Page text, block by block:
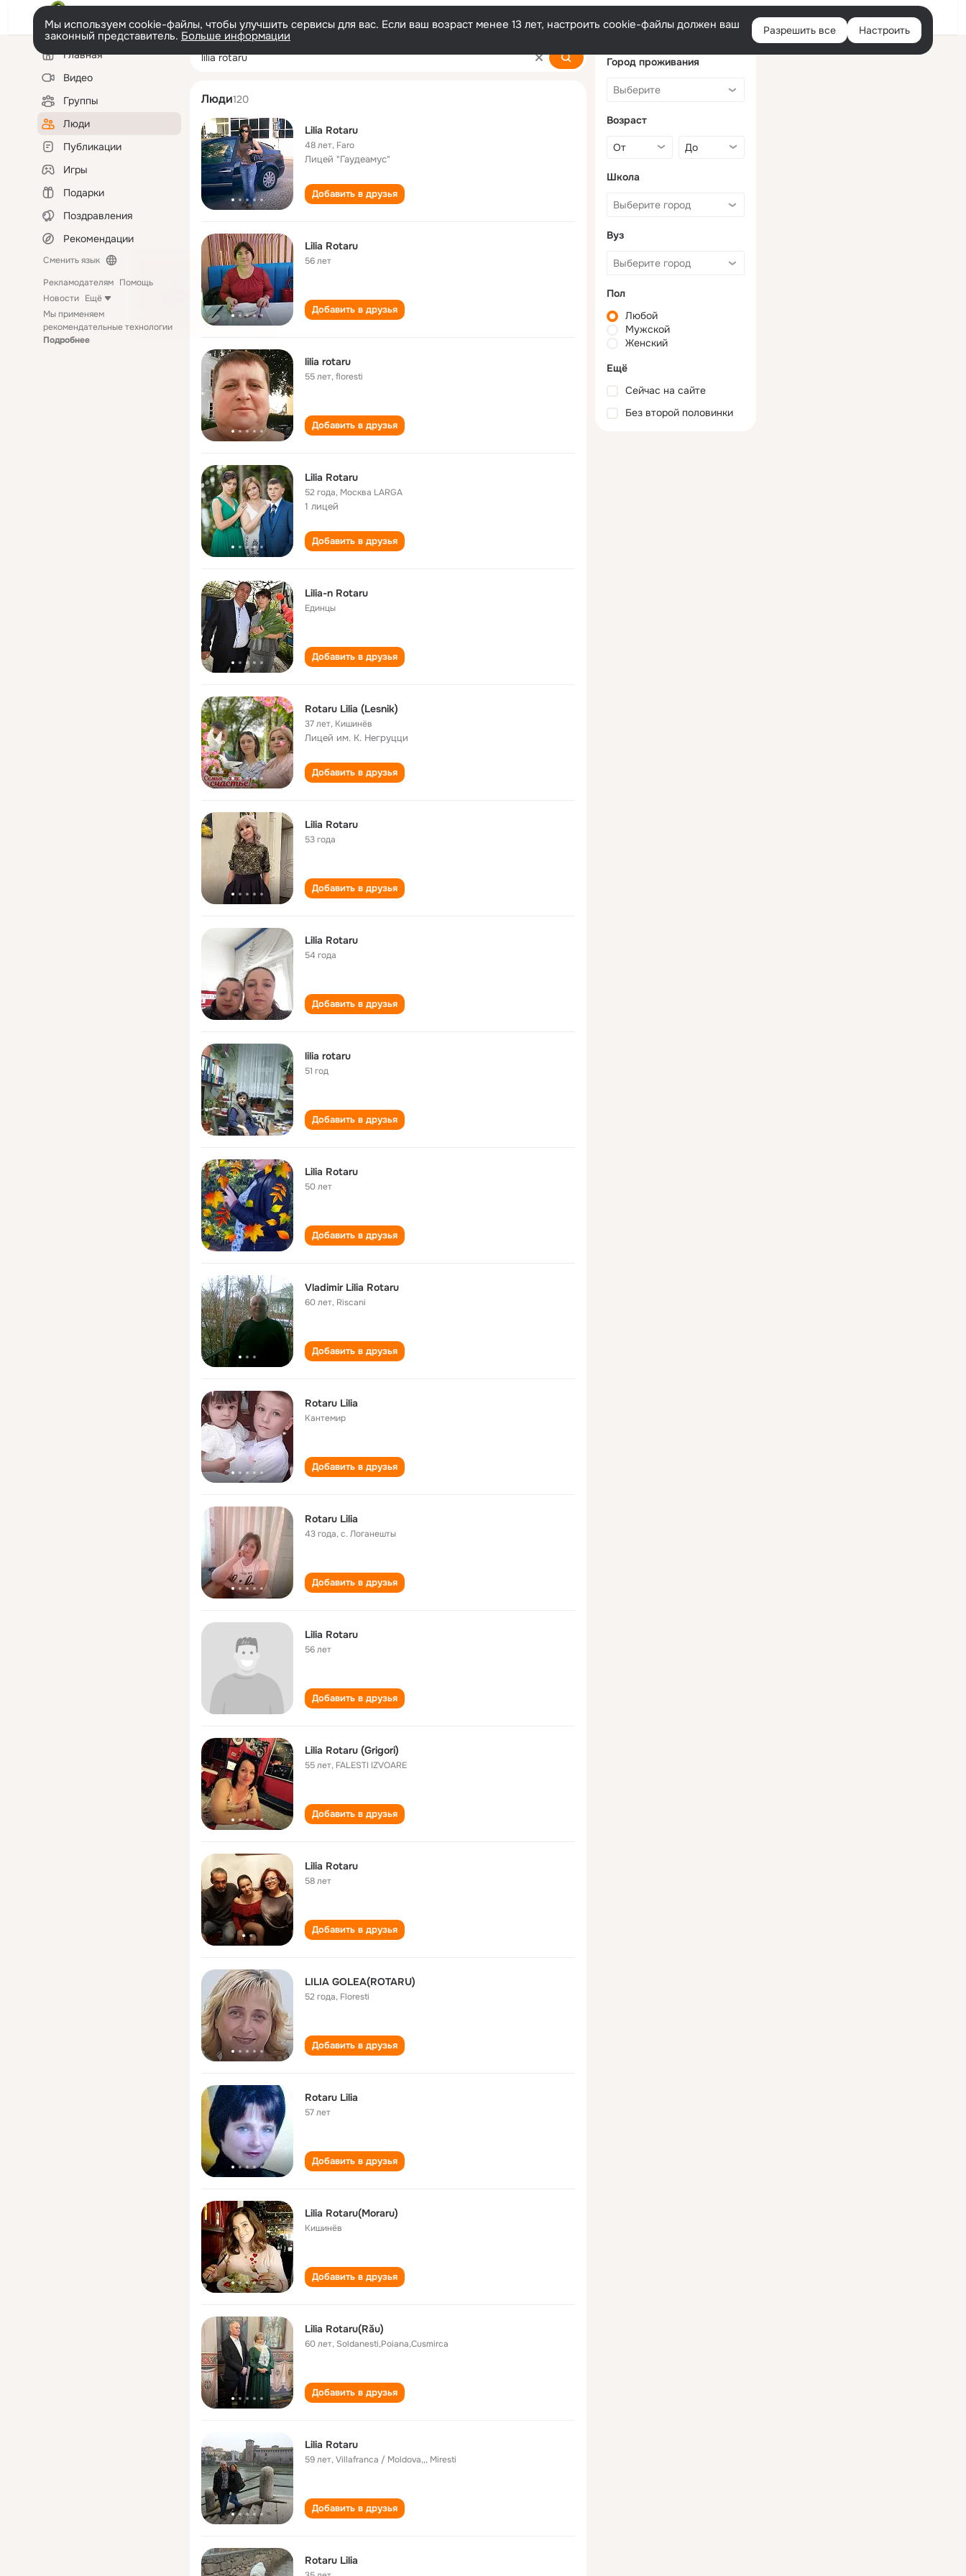
Войти
Мы используем cookie-файлы, чтобы улучшить сервисы для вас. Если ваш возраст менее 13 лет, настроить cookie-файлы должен ваш
законный представитель. Больше информации Разрешить все Настроить
Левая
колонкаГлавная
Видео
Группы
Люди
Публикации
Игры
Подарки
Поздравления
Рекомендации
Сменить язык
Рекламодателям Помощь
Новости Ещё
Мы применяем
рекомендательные технологии
Подробнее
lilia rotaru
Люди120
Lilia Rotaru
48 лет, Faro
Лицей "Гаудеамус"
Добавить в друзья
Lilia Rotaru
56 лет
Добавить в друзья
lilia rotaru
55 лет,floresti
Добавить в друзья
Lilia Rotaru
52 года, Москва LARGA
1 лицей
Добавить в друзья
Lilia-n Rotaru
Единцы
Добавить в друзья
Rotaru Lilia (Lesnik)
37 лет, Кишинёв
Лицей им. К. Негруцци
Добавить в друзья
Lilia Rotaru
53 года
Добавить в друзья
Lilia Rotaru
54 года
Добавить в друзья
lilia rotaru
51 год
Добавить в друзья
Lilia Rotaru
50 лет
Добавить в друзья
Vladimir Lilia Rotaru
60 лет, Riscani
Добавить в друзья
Rotaru Lilia
Кантемир
Добавить в друзья
Rotaru Lilia
43 года,с. Логанешты
Добавить в друзья
Lilia Rotaru
56 лет
Добавить в друзья
Lilia Rotaru (Grigori)
55 лет, FALESTI IZVOARE
Добавить в друзья
Lilia Rotaru
58 лет
Добавить в друзья
LILIA GOLEA(ROTARU)
52 года, Floresti
Добавить в друзья
Rotaru Lilia
57 лет
Добавить в друзья
Lilia Rotaru(Moraru)
Кишинёв
Добавить в друзья
Lilia Rotaru(Rău)
60 лет, Soldanesti,Poiana,Cusmirca
Добавить в друзья
Lilia Rotaru
59 лет,Villafranca / Moldova,,, Miresti
Добавить в друзья
Rotaru Lilia
Город проживания
Возраст
Школа
Вуз
Пол
Любой
Мужской
Женский
Ещё
Сейчас на сайте
Без второй половинки